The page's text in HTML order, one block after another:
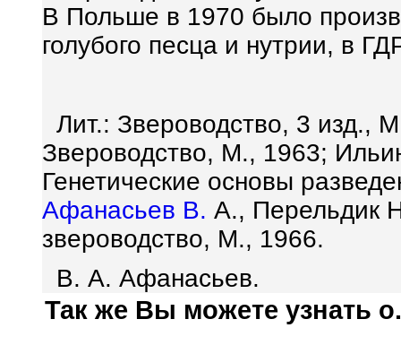
В Польше в 1970 было
голубого песца и нутрии, в
Лит.: Звероводство, 3 изд.,
Звероводство, М., 1963;
Генетические основы
Афанасьев В. А., Перельдик
звероводство, М., 1966.
В. А. Афанасьев.
Так же Вы можете узнать